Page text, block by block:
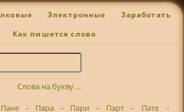
Электронные Заработать
Как пишется слово
Слова на букву ...
Пане - Пара - Пари - Парт - Пате
-